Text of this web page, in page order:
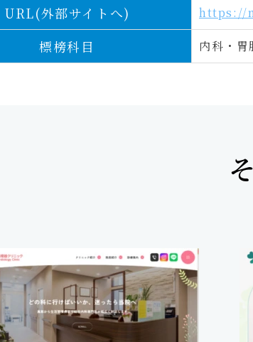
URL(外部サイトへ) https://
標榜科目 内科・